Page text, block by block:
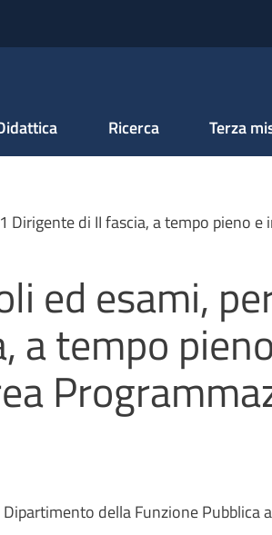
Ricerca Terza
di II fascia, a tempo pieno e
ed esami,
a tempo
della Funzione Pubblica